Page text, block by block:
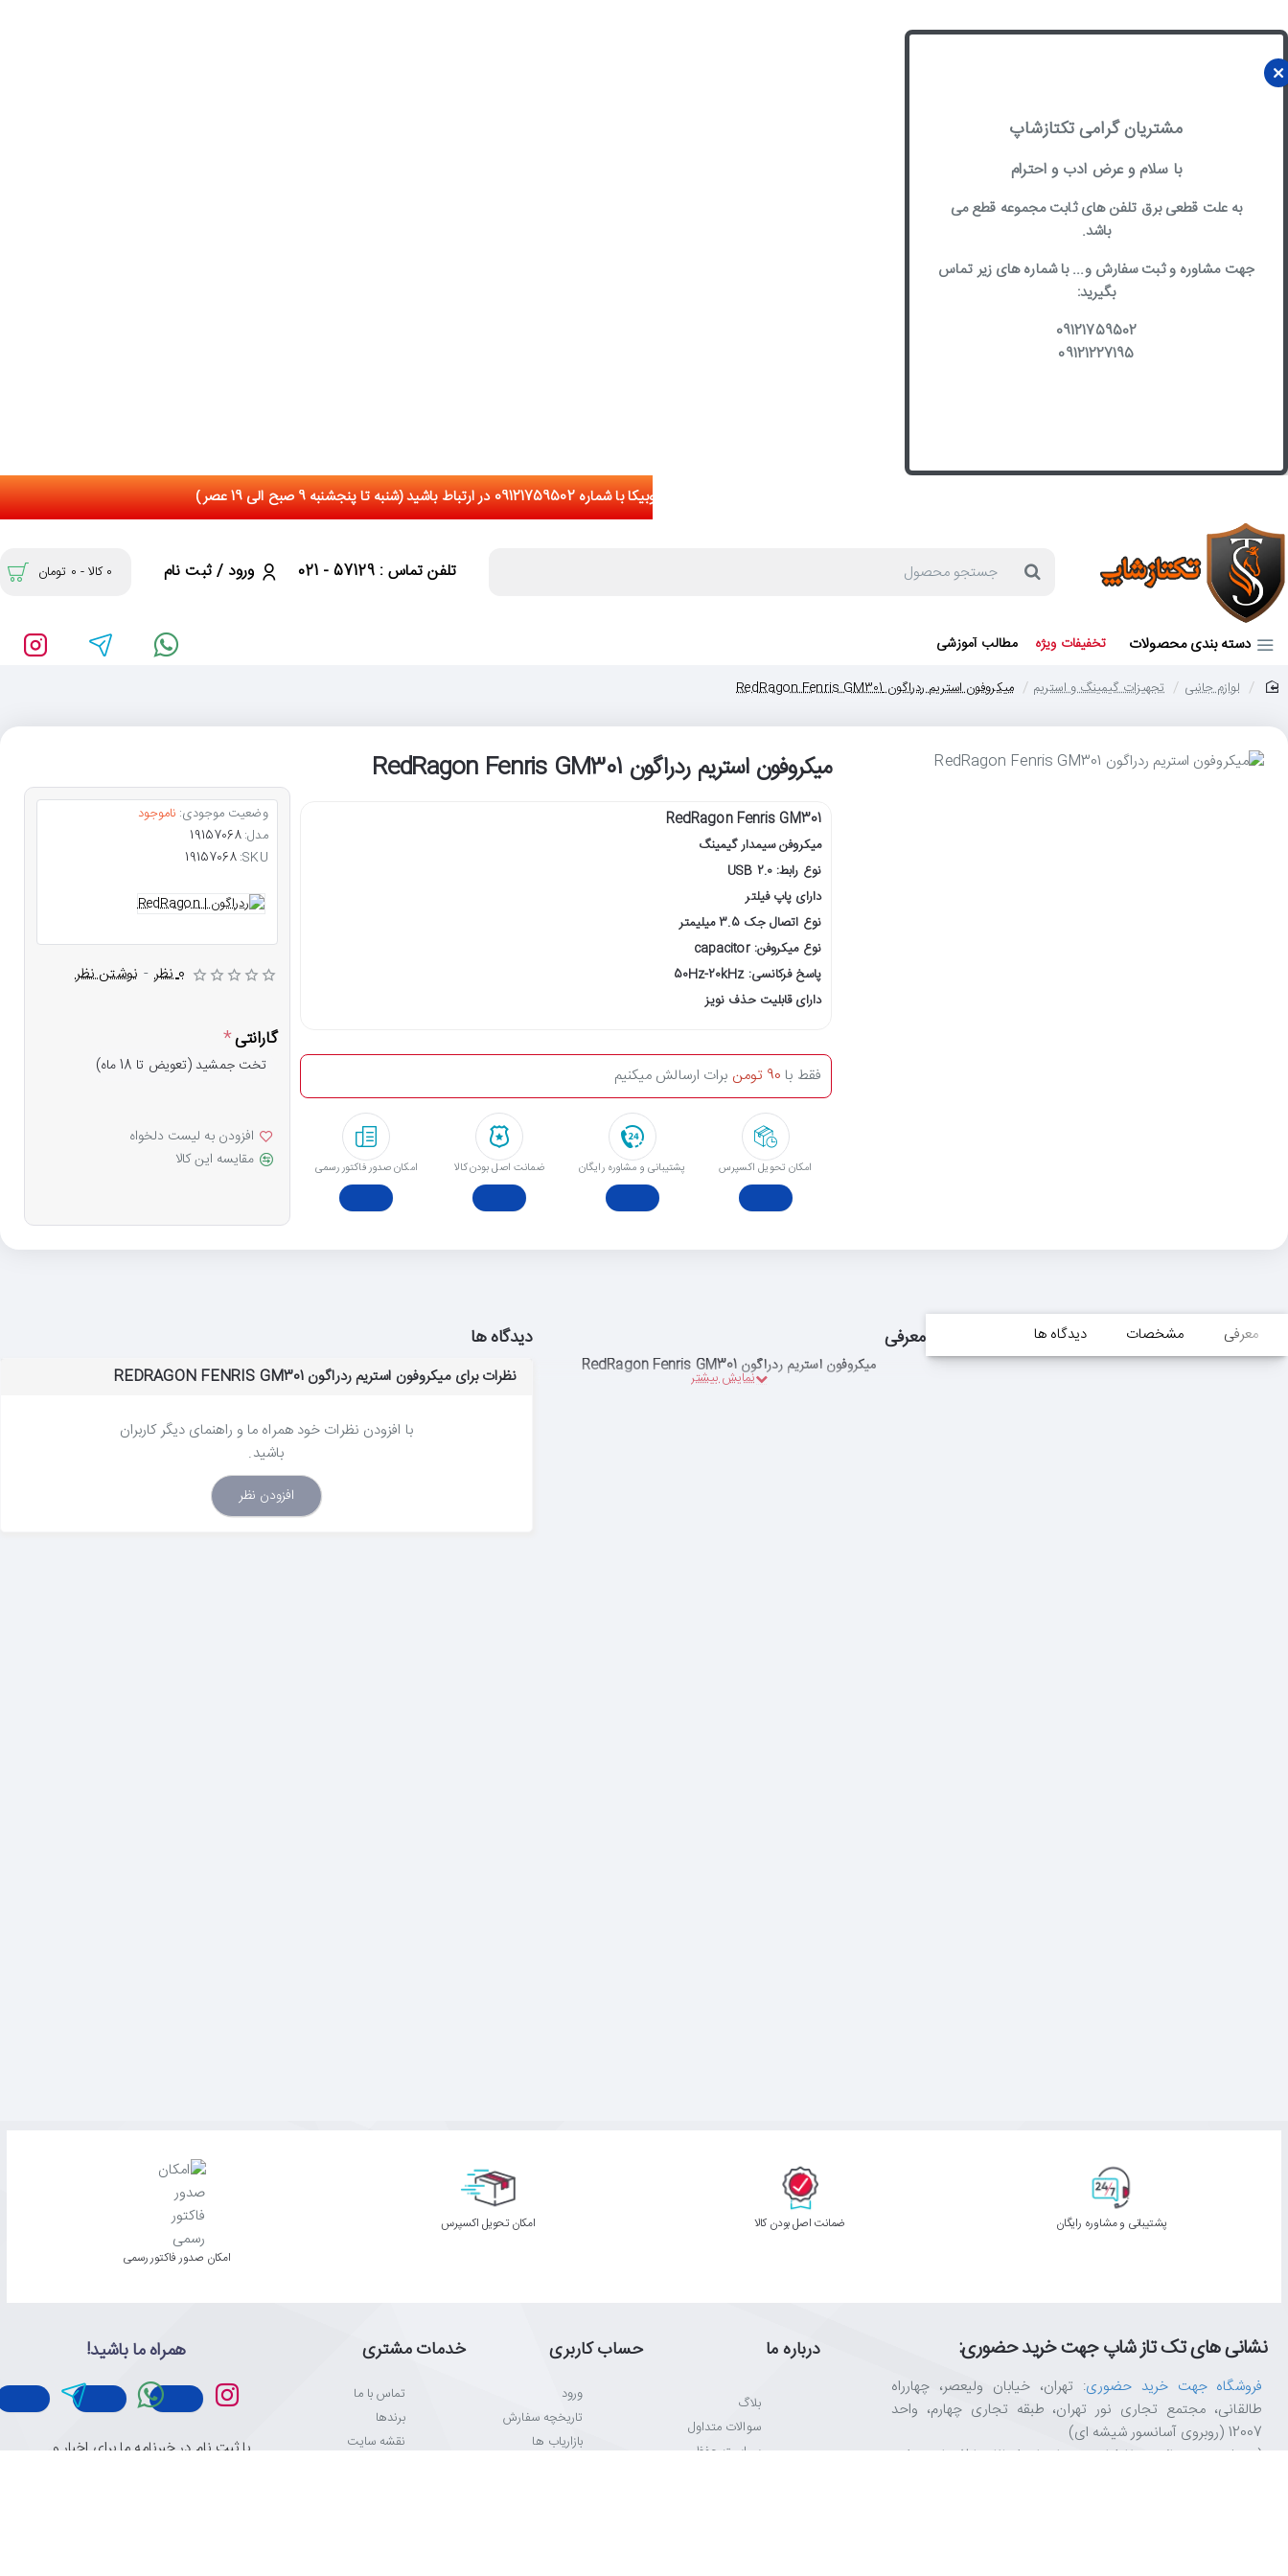
مشتریان گرامی تکتازشاپ
با سلام و عرض ادب و احترام
به علت قطعی برق تلفن های ثابت مجموعه قطع می
باشد.
جهت مشاوره و ثبت سفارش و... با شماره های زیر تماس
بگیرید:
09121759502
09121227195
جستجو
تلفن تماس : 57129 - 021 ورود / ثبت نام 0 کالا - 0 تومان
دسته بندی محصولات تخفیفات ویژه مطالب آموزشی
لوازم جانبی تجهیزات گیمینگ و استریم میکروفون استریم ردراگون RedRagon Fenris GM301
میکروفون استریم ردراگون RedRagon Fenris GM301
RedRagon Fenris GM301
میکروفن سیمدار گیمینگ
نوع رابط: USB 2.0
دارای پاپ فیلتر
نوع اتصال جک 3.5 میلیمتر
نوع میکروفن: capacitor
پاسخ فرکانسی: 50Hz-20kHz
دارای قابلیت حذف نویز
امکان تحویل اکسپرس پشتیبانی و مشاوره رایگان ﺿﻤﺎﻧﺖ اﺻﻞ ﺑﻮدن ﮐﺎﻟﺎ امکان صدور فاکتور رسمی
فقط با 90 تومن برات ارسالش میکنیم
وضعیت موجودی: ناموجود
مدل:19157068
SKU:
19157068
0 نظر - نوشتن نظر
گارانتی
تخت جمشید (تعویض تا 18 ماه)
افزودن به لیست دلخواه
مقایسه این کالا
معرفی مشخصات دیدگاه ها معرفی
میکروفون استریم ردراگون RedRagon Fenris GM301
دیدگاه ها
نظرات برای میکروفون استریم ردراگون REDRAGON FENRIS GM301
با افزودن نظرات خود همراه ما و راهنمای دیگر کاربران
باشید.
افزودن نظر
پشتیبانی و مشاوره رایگان ﺿﻤﺎﻧﺖ اﺻﻞ ﺑﻮدن ﮐﺎﻟﺎ
اﻣﮑﺎن ﺗﺤﻮﯾﻞ اﮐﺴﭙﺮس
امکان صدور فاکتور رسمی
نشانی های تک تاز شاپ جهت خرید حضوری:
فروشگاه جهت خرید حضوری: تهران، خیابان ولیعصر، چهارراه
طالقانی، مجتمع تجاری نور تهران، طبقه تجاری چهارم، واحد
12007 (روبروی آسانسور شیشه ای)
(به علت حجم بالای سفارشات، حتما زمان انتظار تا 2 ساعت را در
درباره ما
بلاگ
سوالات متداول
سیاست حفظ
حساب کاربری
ورود
تاریخچه سفارش
بازاریاب ها
خدمات مشتری
تماس با ما
برندها
نقشه سایت
همراه ما باشید!
با ثبت نام در خبرنامه ما برای اخبار و